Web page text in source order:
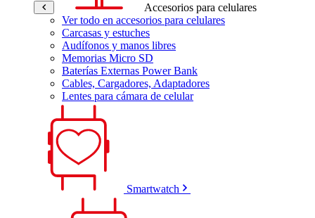
Accesorios para celulares
Ver todo en accesorios para celulares
Carcasas y estuches
Audífonos y manos libres
Memorias Micro SD
Baterías Externas Power Bank
Cables, Cargadores, Adaptadores
Lentes para cámara de celular
Smartwatch